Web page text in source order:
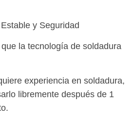
y Seguridad
la tecnología de soldadura
experiencia en soldadura,
libremente después de 1